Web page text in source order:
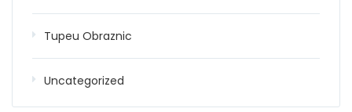
Tupeu Obraznic
Uncategorized